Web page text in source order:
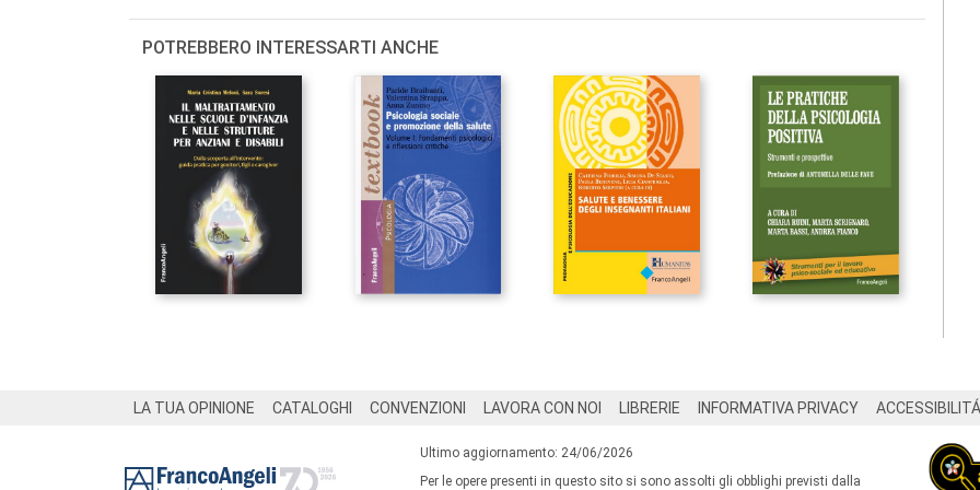
POTREBBERO INTERESSARTI ANCHE
LA TUA OPINIONE CATALOGHI CONVENZIONI LAVORA CON NOI LIBRERIE INFORMATIVA PRIVACY ACCESSIBILITÁ
Ultimo aggiornamento: 24/06/2026
Per le opere presenti in questo sito si sono assolti gli obblighi previsti dalla